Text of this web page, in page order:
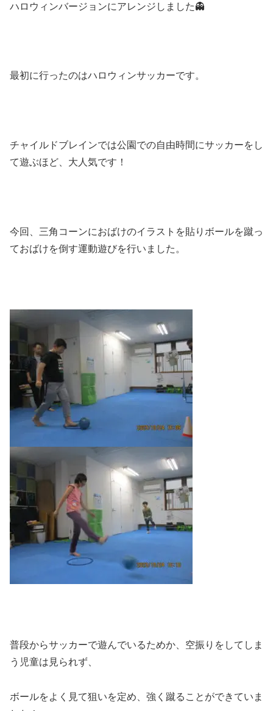
ハロウィンバージョンにアレンジしました👻
最初に行ったのはハロウィンサッカーです。
チャイルドブレインでは公園での自由時間にサッカーをし
て遊ぶほど、大人気です！
今回、三角コーンにおばけのイラストを貼りボールを蹴っ
ておばけを倒す運動遊びを行いました。
普段からサッカーで遊んでいるためか、空振りをしてしま
う児童は見られず、
ボールをよく見て狙いを定め、強く蹴ることができていま